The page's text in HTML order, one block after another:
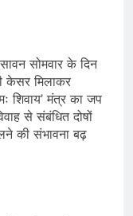
सोमवार के दिन
केसर मिलाकर
शिवाय’ मंत्र का जप
से संबंधित दोषों
की संभावना बढ़